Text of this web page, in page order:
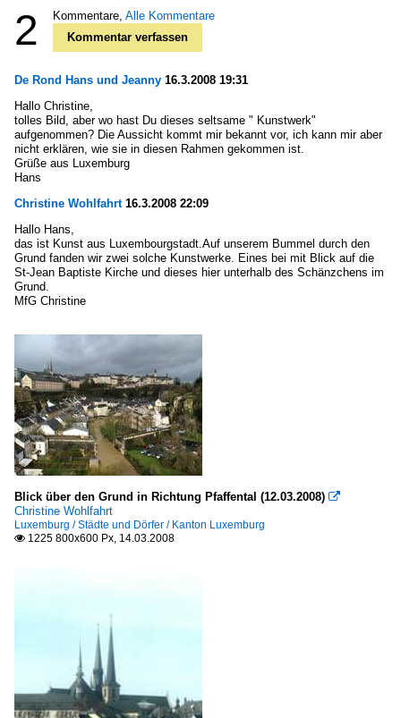
2 Kommentare, Alle Kommentare
Kommentar verfassen
De Rond Hans und Jeanny 16.3.2008 19:31
Hallo Christine,
tolles Bild, aber wo hast Du dieses seltsame " Kunstwerk"
aufgenommen? Die Aussicht kommt mir bekannt vor, ich kann mir aber
nicht erklären, wie sie in diesen Rahmen gekommen ist.
Grüße aus Luxemburg
Hans
Christine Wohlfahrt16.3.2008 22:09
Hallo Hans,
das ist Kunst aus Luxembourgstadt.Auf unserem Bummel durch den
Grund fanden wir zwei solche Kunstwerke. Eines bei mit Blick auf die
St-Jean Baptiste Kirche und dieses hier unterhalb des Schänzchens im
Grund.
MfG Christine
Blick über den Grund in Richtung Pfaffental (12.03.2008) 
Christine Wohlfahrt
Luxemburg / Städte und Dörfer / Kanton Luxemburg
 1225 800x600 Px, 14.03.2008